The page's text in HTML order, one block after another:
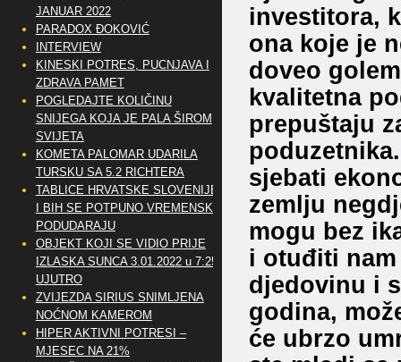
investitora,
ona koje je
doveo
kvalitetna
prepuštaju
sjebati
zemlju
mogu bez
i otuđiti
djedovinu i
godina,
će ubrzo
JANUAR 2022
PARADOX ĐOKOVIĆ
INTERVIEW
KINESKI POTRES, PUCNJAVA I
ZDRAVA PAMET
POGLEDAJTE KOLIČINU
SNIJEGA KOJA JE PALA ŠIROM
SVIJETA
KOMETA PALOMAR UDARILA
TURSKU SA 5.2 RICHTERA
TABLICE HRVATSKE SLOVENIJE
I BIH SE POTPUNO VREMENSKI
PODUDARAJU
OBJEKT KOJI SE VIDIO PRIJE
IZLASKA SUNCA 3.01.2022 u 7:25
UJUTRO
ZVIJEZDA SIRIUS SNIMLJENA
NOĆNOM KAMEROM
HIPER AKTIVNI POTRESI –
MJESEC NA 21%